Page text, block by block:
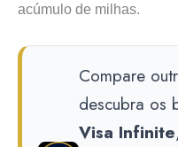
acúmulo de milhas.
Compare
descubra os
Visa Infinite